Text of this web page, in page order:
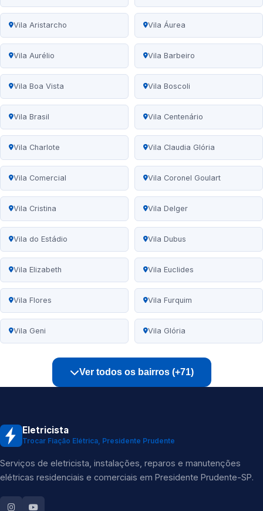
Vila Aristarcho Vila Áurea
Vila Aurélio Vila Barbeiro
Vila Boa Vista Vila Boscoli
Vila Brasil Vila Centenário
Vila Charlote Vila Claudia Glória
Vila Comercial Vila Coronel Goulart
Vila Cristina Vila Delger
Vila do Estádio Vila Dubus
Vila Elizabeth Vila Euclides
Vila Flores Vila Furquim
Vila Geni Vila Glória
Ver todos os bairros (+71)
Eletricista
Trocar Fiação Elétrica, Presidente Prudente
Serviços de eletricista, instalações, reparos e manutenções
elétricas residenciais e comerciais em Presidente Prudente-SP.